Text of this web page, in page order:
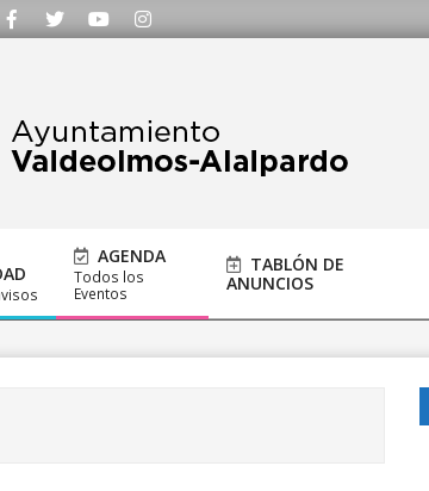
620 21 53 o escríbenos a ayuntamiento@alalpardo.org
AGENDA
Todos los
Eventos
TABLÓN DE
ANUNCIOS